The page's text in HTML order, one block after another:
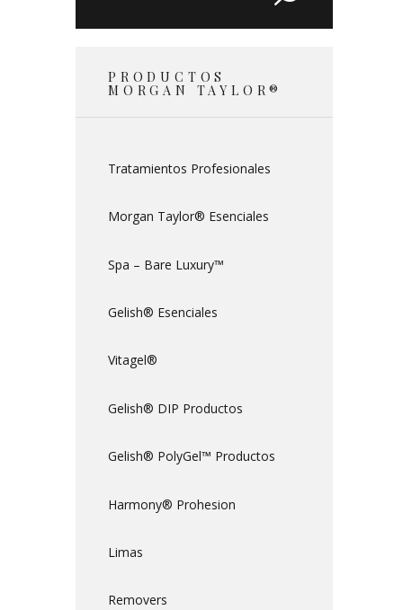
PRODUCTOS
MORGAN TAYLOR®
Tratamientos Profesionales
Morgan Taylor® Esenciales
Spa – Bare Luxury™
Gelish® Esenciales
Vitagel®
Gelish® DIP Productos
Gelish® PolyGel™ Productos
Harmony® Prohesion
Limas
Removers